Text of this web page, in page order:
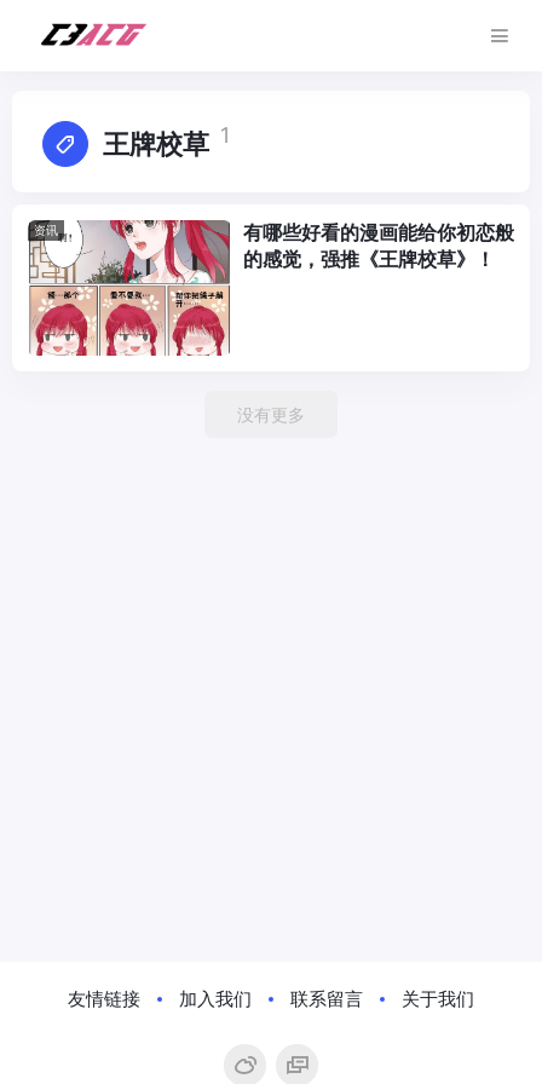
王牌校草 1
资讯
有哪些好看的漫画能给你初恋般
的感觉，强推《王牌校草》！
没有更多
友情链接 加入我们 联系留言 关于我们